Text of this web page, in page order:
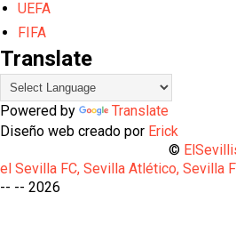
UEFA
FIFA
Translate
Powered by
Translate
Diseño web creado por Erick
©
el Sevilla FC, Sevilla Atlético, Sevilla
-- -- 2026